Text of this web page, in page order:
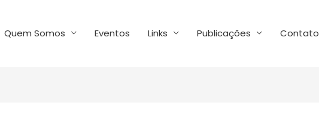
Quem Somos Eventos Links Publicações Contato